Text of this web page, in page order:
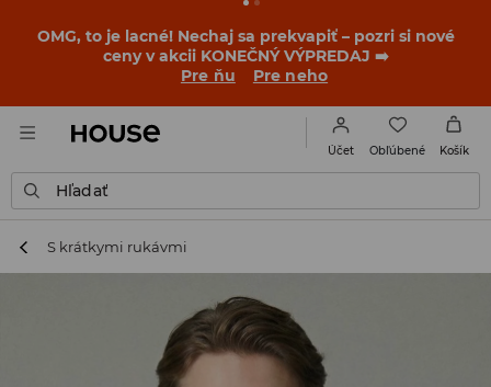
OMG, to je lacné! Nechaj sa prekvapiť – pozri si nové
ceny v akcii KONEČNÝ VÝPREDAJ ➡️
Pre ňu
Pre neho
Účet Obľúbené Košík
Hľadať
S krátkymi rukávmi